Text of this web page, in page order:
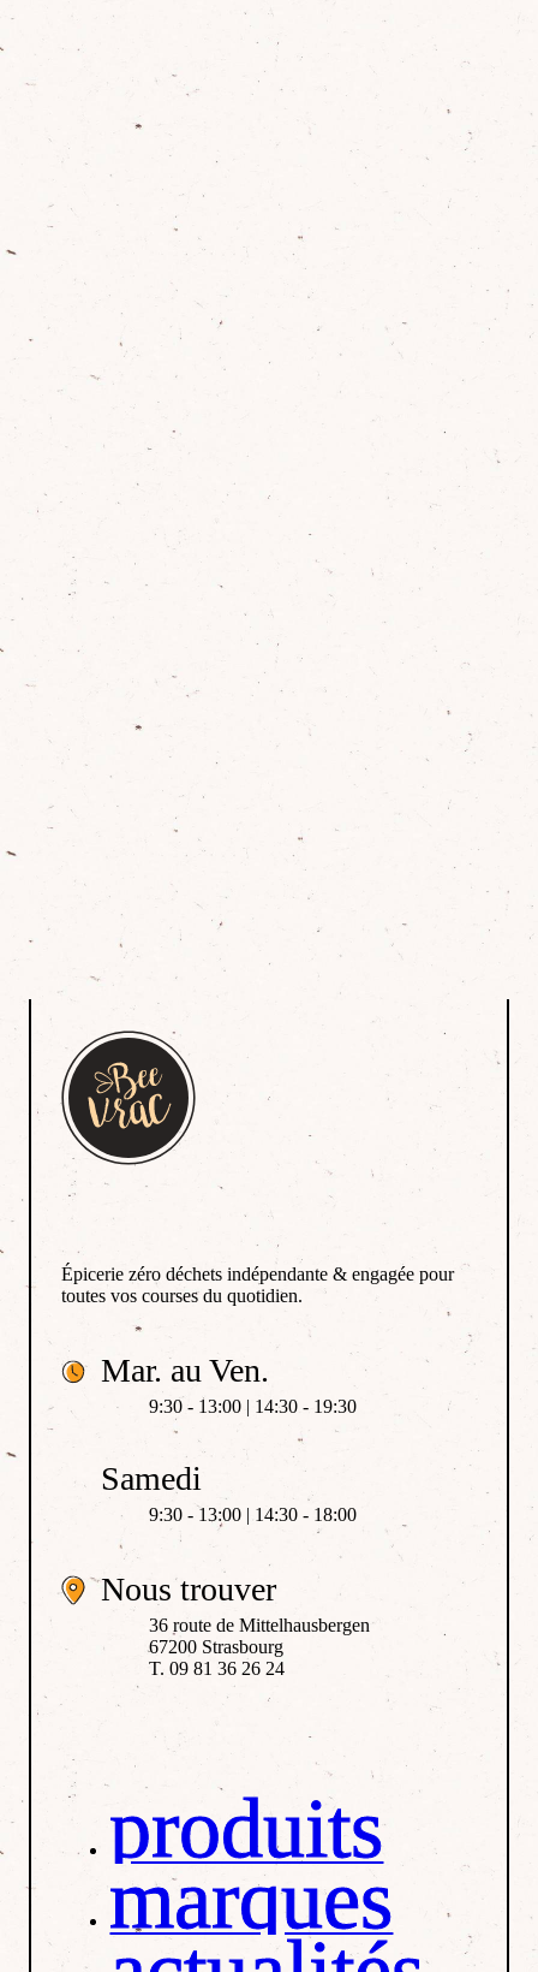
Épicerie zéro déchets indépendante & engagée pour
toutes vos courses du quotidien.
Mar. au Ven.
9:30 - 13:00 | 14:30 - 19:30
Samedi
9:30 - 13:00 | 14:30 - 18:00
Nous trouver
36 route de Mittelhausbergen
67200 Strasbourg
T. 09 81 36 26 24
produits
marques